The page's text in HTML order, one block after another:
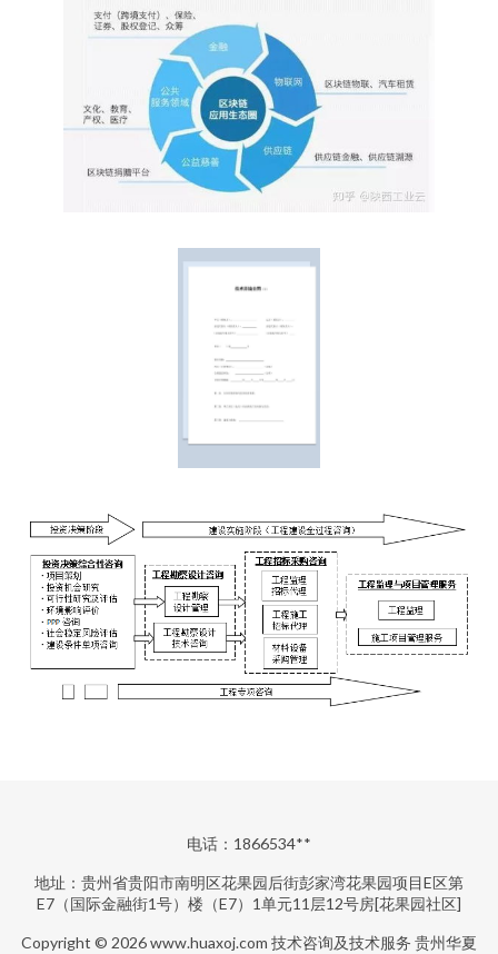
电话：1866534**
地址：贵州省贵阳市南明区花果园后街彭家湾花果园项目E区第
E7（国际金融街1号）楼（E7）1单元11层12号房[花果园社区]
Copyright © 2026www.huaxoj.com 技术咨询及技术服务 贵州华夏